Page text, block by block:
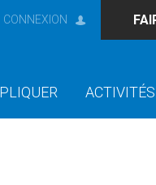
CONNEXION
ACTIVITÉS